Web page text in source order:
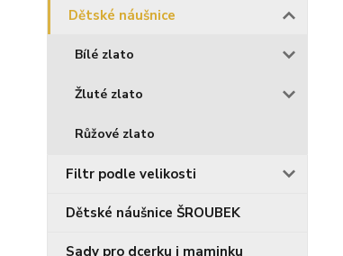
Dětské náušnice
Bílé zlato
Žluté zlato
Růžové zlato
Filtr podle velikosti
Dětské náušnice ŠROUBEK
Sady pro dcerku i maminku